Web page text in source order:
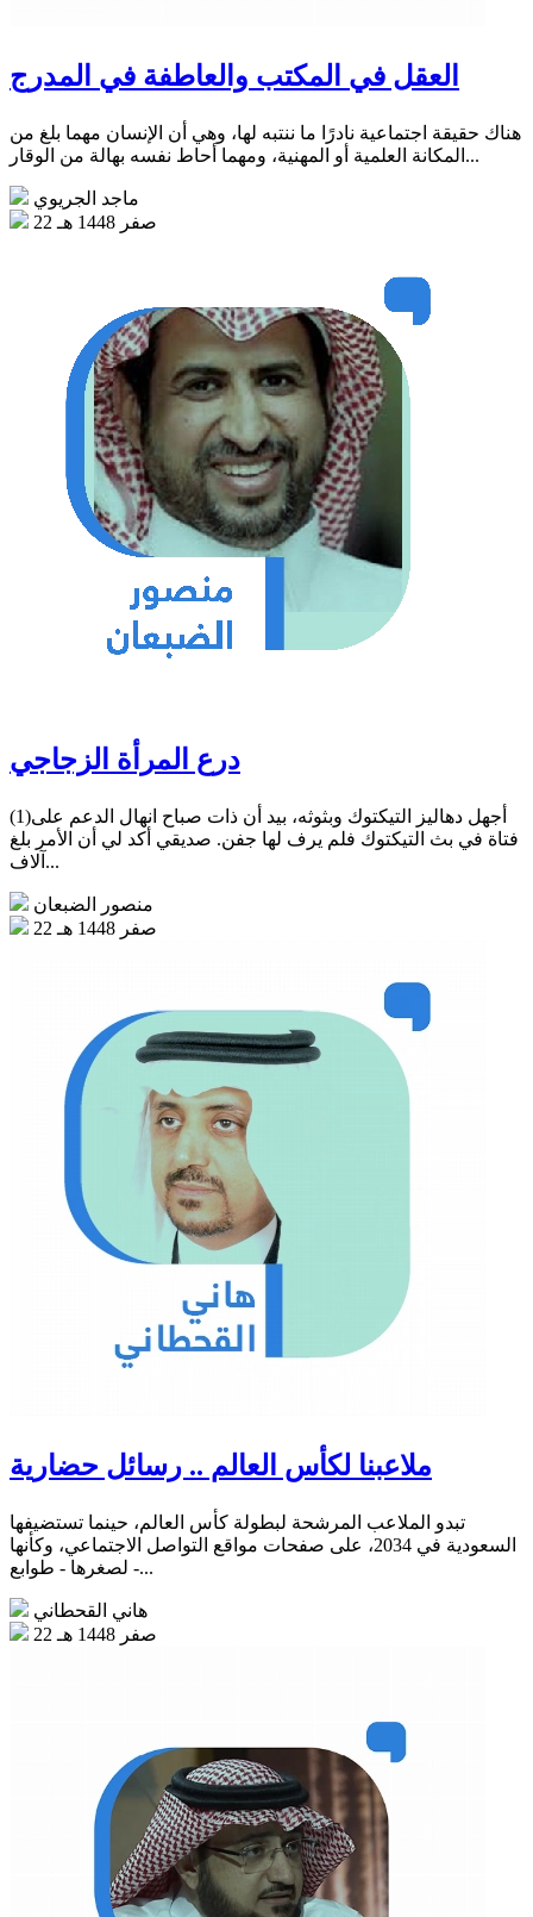
العقل في المكتب والعاطفة في المدرج
هناك حقيقة اجتماعية نادرًا ما ننتبه لها، وهي أن الإنسان مهما بلغ من
المكانة العلمية أو المهنية، ومهما أحاط نفسه بهالة من الوقار...
ماجد الجريوي
22 صفر 1448 هـ
درع المرأة الزجاجي
(1)أجهل دهاليز التيكتوك وبثوثه، بيد أن ذات صباح انهال الدعم على
فتاة في بث التيكتوك فلم يرف لها جفن. صديقي أكد لي أن الأمر بلغ
آلاف...
منصور الضبعان
22 صفر 1448 هـ
ملاعبنا لكأس العالم .. رسائل حضارية
تبدو الملاعب المرشحة لبطولة كأس العالم، حينما تستضيفها
السعودية في 2034، على صفحات مواقع التواصل الاجتماعي، وكأنها
- لصغرها - طوابع...
هاني القحطاني
22 صفر 1448 هـ